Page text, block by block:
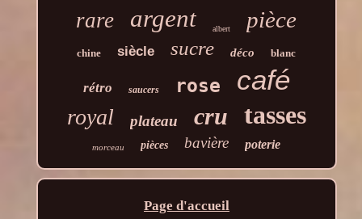
rare argent albert pièce
chine siècle sucre déco blanc
rétro saucers rose café
royal plateau cru tasses
morceau pièces bavière poterie
Page d'accueil